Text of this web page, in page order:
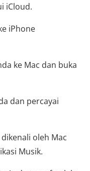
iCloud.
iPhone
ke Mac dan buka
dan percayai
oleh Mac
Musik.